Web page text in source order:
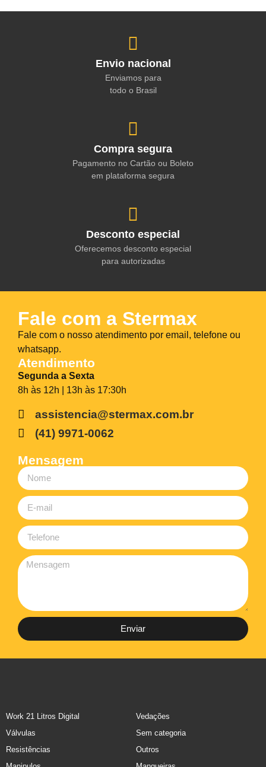
Envio nacional
Enviamos para
todo o Brasil
Compra segura
Pagamento no Cartão ou Boleto
em plataforma segura
Desconto especial
Oferecemos desconto especial
para autorizadas
Fale com a Stermax
Fale com o nosso atendimento por email, telefone ou
whatsapp.
Atendimento
Segunda a Sexta
8h às 12h | 13h às 17:30h
assistencia@stermax.com.br
(41) 9971-0062
Mensagem
Enviar
Work 21 Litros Digital
Vedações
Válvulas
Sem categoria
Resistências
Outros